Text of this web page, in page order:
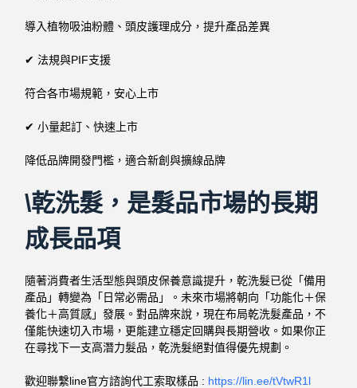
導入植物吸油粉體、頭皮護理成分，提升產品差異
✔ 法規與PIF支援
符合各市場規範，安心上市
✔ 小量起訂、快速上市
降低品牌開發門檻，適合新創與擴線品牌
\乾洗髮，是髮品市場的長期
成長品項
隨著消費者生活型態與頭皮保養意識提升，乾洗髮已從「備用
產品」轉變為「日常必需品」。未來市場將朝向「功能化＋保
養化＋高質感」發展。對品牌來說，現在布局乾洗髮產品，不
僅能快速切入市場，更能建立穩定回購與長期營收。如果你正
在尋找下一支高潛力髮品，乾洗髮絕對值得優先規劃。
歡迎聯繫line官方諮詢代工索取樣品 : https://lin.ee/tVtwR1l